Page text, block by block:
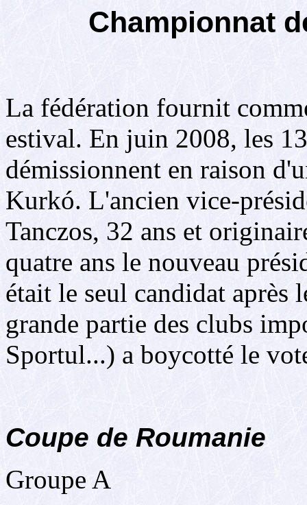
Championnat
La fédération fournit
estival. En juin 2008, les
démissionnent en raison
Kurkó. L'ancien vice-
Tanczos, 32 ans et
quatre ans le nouveau
était le seul candidat après
grande partie des clubs
Sportul...) a boycotté le
Coupe de Roumanie
Groupe A